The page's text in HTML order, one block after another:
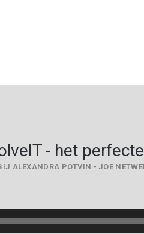
- het
ALEXANDRA POTVIN - JOE